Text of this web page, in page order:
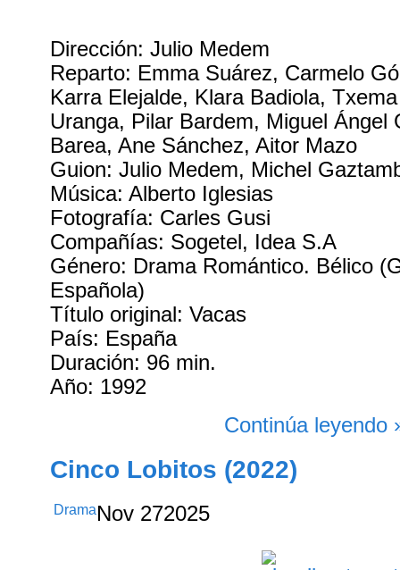
Dirección: Julio Medem
Reparto: Emma Suárez, Carmelo
Karra Elejalde, Klara Badiola,
Uranga, Pilar Bardem, Miguel Ángel
Barea, Ane Sánchez, Aitor Mazo
Guion: Julio Medem, Michel
Música: Alberto Iglesias
Fotografía: Carles Gusi
Compañías: Sogetel, Idea S.A
Género: Drama Romántico. Bélico
Española)
Título original: Vacas
País: España
Duración: 96 min.
Año: 1992
Continúa leyendo
Cinco Lobitos (2022)
DramaNov 272025